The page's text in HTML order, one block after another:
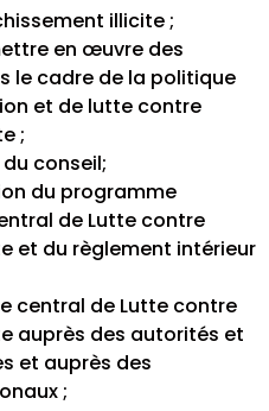
illicite ;
en œuvre des
le cadre de la politique
et de lutte contre
;
conseil;
du programme
de Lutte contre
et du règlement intérieur
central de Lutte contre
auprès des autorités et
et auprès des
;